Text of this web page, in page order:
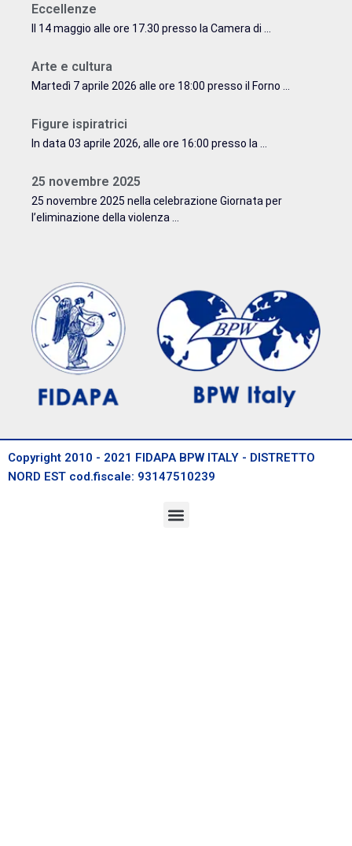
Eccellenze
Il 14 maggio alle ore 17.30 presso la Camera di ...
Arte e cultura
Martedì 7 aprile 2026 alle ore 18:00 presso il Forno ...
Figure ispiratrici
In data 03 aprile 2026, alle ore 16:00 presso la ...
25 novembre 2025
25 novembre 2025 nella celebrazione Giornata per
l’eliminazione della violenza ...
Copyright 2010 - 2021 FIDAPA BPW ITALY - DISTRETTO
NORD EST cod.fiscale: 93147510239